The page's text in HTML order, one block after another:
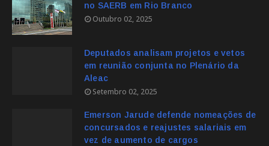
no SAERB em Rio Branco
Outubro 02, 2025
Deputados analisam projetos e vetos
em reunião conjunta no Plenário da
Aleac
Setembro 02, 2025
Emerson Jarude defende nomeações de
concursados e reajustes salariais em
vez de aumento de cargos